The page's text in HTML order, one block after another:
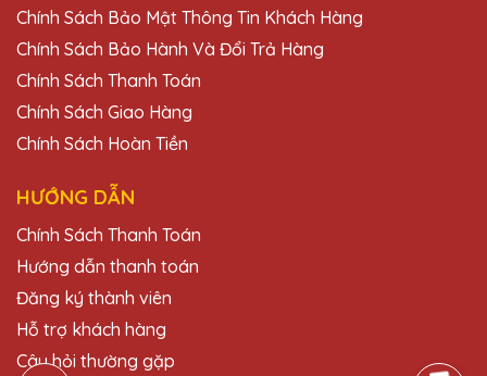
Pha Lê QTG cho lễ trao giải của công ty và
rất ấn tượng với thiết kế và chất lượng. Giá
Vũ Văn Thành
chỉ đẹp mà còn mang lại giá trị tinh thần lớn
cho người nhận. Sẽ tiếp tục hợp tác dài lâu
Đỗ Văn Nam
Chính Sách Bảo Mật Thông Tin Khách Hàng
Chính Sách Bảo Hành Và Đổi Trả Hàng
Chính Sách Thanh Toán
Chính Sách Giao Hàng
Chính Sách Hoàn Tiền
HƯỚNG DẪN
Chính Sách Thanh Toán
Hướng dẫn thanh toán
Đăng ký thành viên
Hỗ trợ khách hàng
Câu hỏi thường gặp